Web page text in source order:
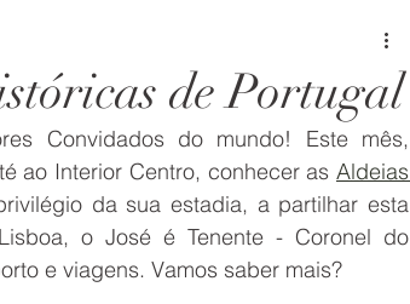
de Portugal
Convidados do mundo! Este mês,
ao Interior Centro, conhecer as Aldeias
da sua estadia, a partilhar esta
o José é Tenente - Coronel do
e viagens. Vamos saber mais?